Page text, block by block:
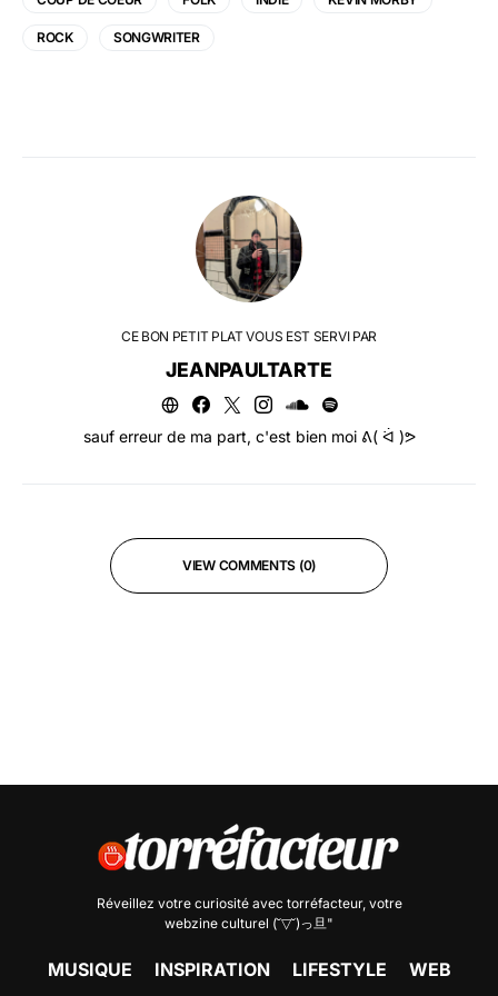
ROCK SONGWRITER
CE BON PETIT PLAT VOUS EST SERVI PAR
JEANPAULTARTE
sauf erreur de ma part, c'est bien moi ᕕ( ᐛ )ᕗ
VIEW COMMENTS (0)
Réveillez votre curiosité avec torréfacteur, votre
webzine culturel (˘▽˘)っ旦"
MUSIQUE INSPIRATION LIFESTYLE WEB